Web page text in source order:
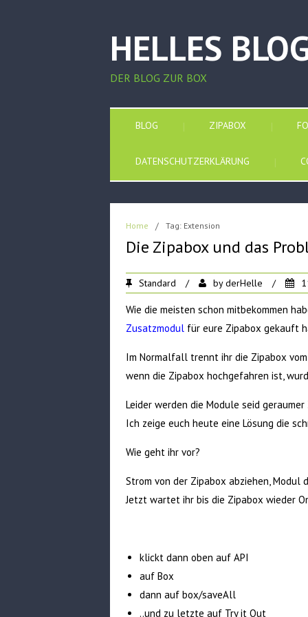
HELLES
DER BLOG ZUR BOX
BLOG ZIPABOX
DATENSCHUTZERKLÄRUNG
Home / Tag: Extension
Die Zipabox und das
Standard / byderHelle /
Wie die meisten schon mitbekommen
Zusatzmodulfür eure Zipabox gekauft
Im Normalfall trennt ihr die Zipabox
wenn die Zipabox hochgefahren ist,
Leider werden die Module seid
Ich zeige euch heute eine Lösung die
Wie geht ihr vor?
Strom von der Zipabox abziehen, Modul
Jetzt wartet ihr bis die Zipabox wieder
klickt dann oben auf API
auf Box
dann auf box/saveAll
..und zu letzte auf Try it Out